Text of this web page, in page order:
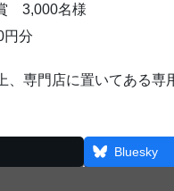
3,000名様
円分
、専門店に置いてある専
Bluesky